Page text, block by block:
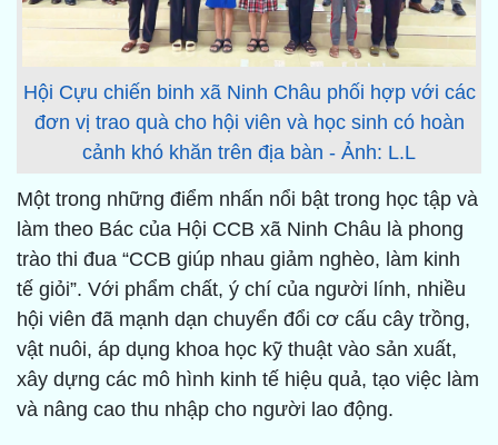
Hội Cựu chiến binh xã Ninh Châu phối hợp với các
đơn vị trao quà cho hội viên và học sinh có hoàn
cảnh khó khăn trên địa bàn - Ảnh: L.L
Một trong những điểm nhấn nổi bật trong học tập và
làm theo Bác của Hội CCB xã Ninh Châu là phong
trào thi đua “CCB giúp nhau giảm nghèo, làm kinh
tế giỏi”. Với phẩm chất, ý chí của người lính, nhiều
hội viên đã mạnh dạn chuyển đổi cơ cấu cây trồng,
vật nuôi, áp dụng khoa học kỹ thuật vào sản xuất,
xây dựng các mô hình kinh tế hiệu quả, tạo việc làm
và nâng cao thu nhập cho người lao động.